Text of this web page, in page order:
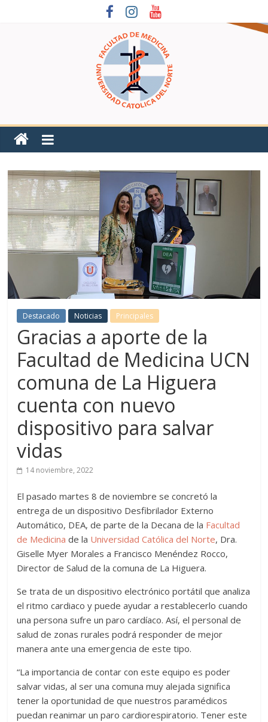
Destacado Noticias Principales
Gracias a aporte de la
Facultad de Medicina UCN
comuna de La Higuera
cuenta con nuevo
dispositivo para salvar
vidas
14 noviembre, 2022
El pasado martes 8 de noviembre se concretó la
entrega de un dispositivo Desfibrilador Externo
Automático, DEA, de parte de la Decana de la Facultad
de Medicina de la Universidad Católica del Norte, Dra.
Giselle Myer Morales a Francisco Menéndez Rocco,
Director de Salud de la comuna de La Higuera.
Se trata de un dispositivo electrónico portátil que analiza
el ritmo cardiaco y puede ayudar a restablecerlo cuando
una persona sufre un paro cardíaco. Así, el personal de
salud de zonas rurales podrá responder de mejor
manera ante una emergencia de este tipo.
“La importancia de contar con este equipo es poder
salvar vidas, al ser una comuna muy alejada significa
tener la oportunidad de que nuestros paramédicos
puedan reanimar un paro cardiorespiratorio. Tener este